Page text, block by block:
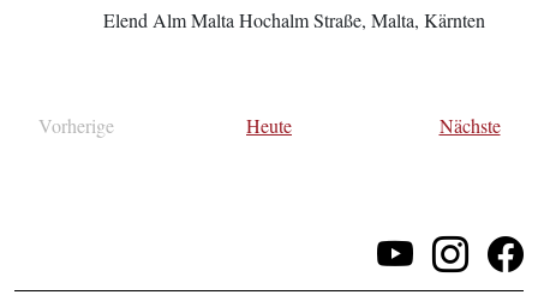
Elend AlmMalta Hochalm Straße, Malta, Kärnten
Vorherige
Heute Nächste